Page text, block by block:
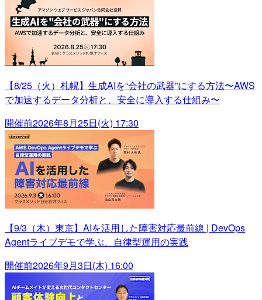
【8/25（火）札幌】生成AIを“会社の武器”にする方法〜AWS
で加速するデータ分析と、安全に導入する仕組み〜
開催前2026年8月25日(火) 17:30
【9/3（木）東京】AIを活用した障害対応最前線 | DevOps
Agentライブデモで学ぶ、自律型運用の実践
開催前2026年9月3日(木) 16:00